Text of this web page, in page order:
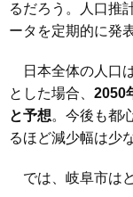
るだろう。人口推
ータを定期的に発
日本全体の人口
とした場合、 2050
と予想。今後も都
るほど減少幅は少
では、岐阜市は